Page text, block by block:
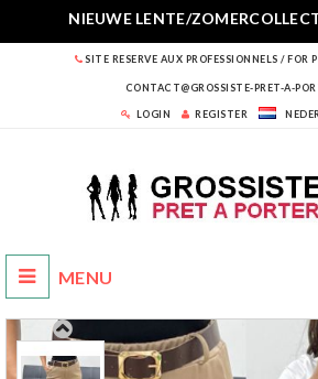
NIEUWE LENTE/
SITE RESERVE AUX PROFESSIONNELS / FOR
CONTACT@GROSSISTE-PRET-A-
LOGIN REGISTER